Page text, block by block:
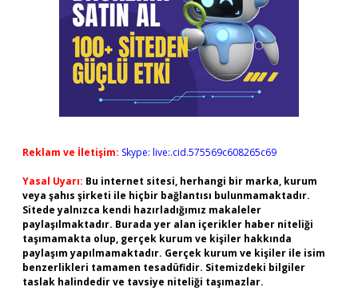
Reklam ve İletişim: Skype: live:.cid.575569c608265c69
Yasal Uyarı: Bu internet sitesi, herhangi bir marka, kurum
veya şahıs şirketi ile hiçbir bağlantısı bulunmamaktadır.
Sitede yalnızca kendi hazırladığımız makaleler
paylaşılmaktadır. Burada yer alan içerikler haber niteliği
taşımamakta olup, gerçek kurum ve kişiler hakkında
paylaşım yapılmamaktadır. Gerçek kurum ve kişiler ile isim
benzerlikleri tamamen tesadüfidir. Sitemizdeki bilgiler
taslak halindedir ve tavsiye niteliği taşımazlar.